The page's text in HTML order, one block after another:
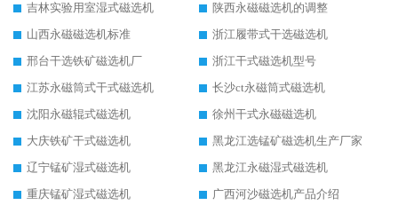
吉林实验用室湿式磁选机
陕西永磁磁选机的调整
山西永磁磁选机标准
浙江履带式干选磁选机
邢台干选铁矿磁选机厂
浙江干式磁选机型号
江苏永磁筒式干式磁选机
长沙ct永磁筒式磁选机
沈阳永磁辊式磁选机
徐州干式永磁磁选机
大庆铁矿干式磁选机
黑龙江选锰矿磁选机生产厂家
辽宁锰矿湿式磁选机
黑龙江永磁湿式磁选机
重庆锰矿湿式磁选机
广西河沙磁选机产品介绍